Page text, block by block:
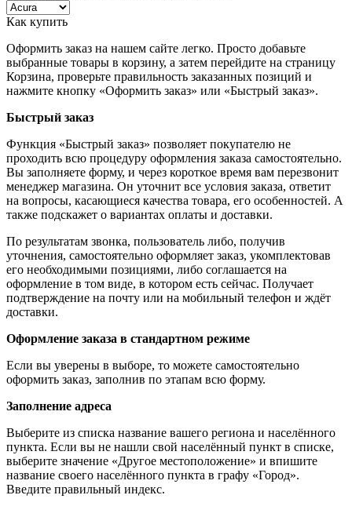
Как купить
Оформить заказ на нашем сайте легко. Просто добавьте
выбранные товары в корзину, а затем перейдите на страницу
Корзина, проверьте правильность заказанных позиций и
нажмите кнопку «Оформить заказ» или «Быстрый заказ».
Быстрый заказ
Функция «Быстрый заказ» позволяет покупателю не
проходить всю процедуру оформления заказа самостоятельно.
Вы заполняете форму, и через короткое время вам перезвонит
менеджер магазина. Он уточнит все условия заказа, ответит
на вопросы, касающиеся качества товара, его особенностей. А
также подскажет о вариантах оплаты и доставки.
По результатам звонка, пользователь либо, получив
уточнения, самостоятельно оформляет заказ, укомплектовав
его необходимыми позициями, либо соглашается на
оформление в том виде, в котором есть сейчас. Получает
подтверждение на почту или на мобильный телефон и ждёт
доставки.
Оформление заказа в стандартном режиме
Если вы уверены в выборе, то можете самостоятельно
оформить заказ, заполнив по этапам всю форму.
Заполнение адреса
Выберите из списка название вашего региона и населённого
пункта. Если вы не нашли свой населённый пункт в списке,
выберите значение «Другое местоположение» и впишите
название своего населённого пункта в графу «Город».
Введите правильный индекс.